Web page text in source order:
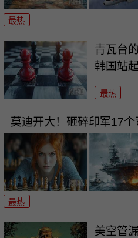
最热
青瓦台
韩国站
最热
莫迪开大！砸碎印军17
最热
美空管